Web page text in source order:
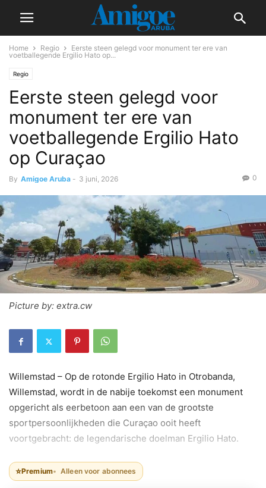
Home Regio
Eerste steen gelegd voor monument ter ere van
voetballegende Ergilio Hato op...
Regio
Eerste steen gelegd voor
monument ter ere van
voetballegende Ergilio Hato
op Curaçao
By Amigoe Aruba - 3 juni, 2026 0
Picture by: extra.cw
Willemstad – Op de rotonde Ergilio Hato in Otrobanda,
Willemstad, wordt in de nabije toekomst een monument
opgericht als eerbetoon aan een van de grootste
sportpersoonlijkheden die Curaçao ooit heeft
voortgebracht: de legendarische doelman Ergilio Hato.
⭐Premium Alleen voor abonnees